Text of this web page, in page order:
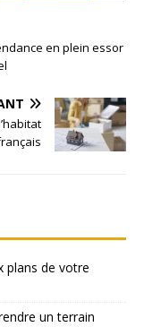
en plein essor
plans de votre
un terrain